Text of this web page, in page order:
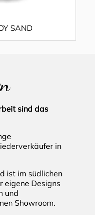
SAND
sind das
in
ist im südlichen
eigene Designs
und
Showroom.